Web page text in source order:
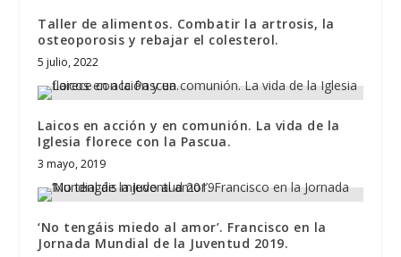
Taller de alimentos. Combatir la artrosis, la
osteoporosis y rebajar el colesterol.
5 julio, 2022
Laicos en acción y en comunión. La vida de la
Iglesia florece con la Pascua.
3 mayo, 2019
‘No tengáis miedo al amor’. Francisco en la
Jornada Mundial de la Juventud 2019.